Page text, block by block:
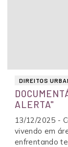
DIREITOS
ALERTA"
13/12/2025 -
vivendo em
enfrentando